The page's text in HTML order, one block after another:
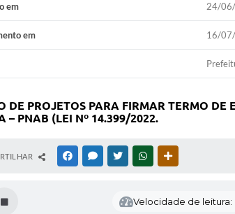
em 24/
em 16/
DE PROJETOS PARA FIRMAR TERMO
– PNAB (LEI Nº 14.399/2022.
FACEBOOKMESSENGER
TWITTERWHATSAPP
Velocidade de leitura: